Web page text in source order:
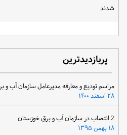
شدند
پربازدیدترین
مراسم تودیع و معارفه مدیرعامل سازمان آب و
۲۸ اسفند ۱۴۰۰
۱۸ بهمن ۱۳۹۵